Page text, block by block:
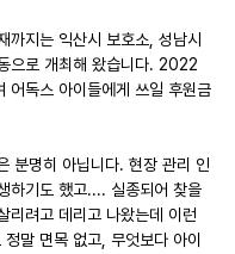
까지는 익산시 보호소, 성남시
으로 개최해 왔습니다. 2022
어독스 아이들에게 쓰일 후원금
분명히 아닙니다. 현장 관리 인
하기도 했고.... 실종되어 찾을
리려고 데리고 나왔는데 이런
말 면목 없고, 무엇보다 아이